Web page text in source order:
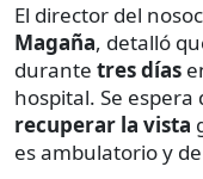
El director del
Magaña, detalló
durante tres días
hospital. Se
recuperar la vista
es ambulatorio y